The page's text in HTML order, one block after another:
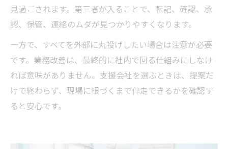
見過ごされます。第三者が入ることで、転記、確認、承
認、保管、連絡のムダが見つかりやすくなります。
一方で、すべてを外部に丸投げしたい場合は注意が必要
です。業務改善は、最終的に社内で回る仕組みにしなけ
れば意味がありません。支援会社を選ぶときは、提案だ
けで終わらず、現場に根づくまで伴走できるかを確認す
ると安心です。